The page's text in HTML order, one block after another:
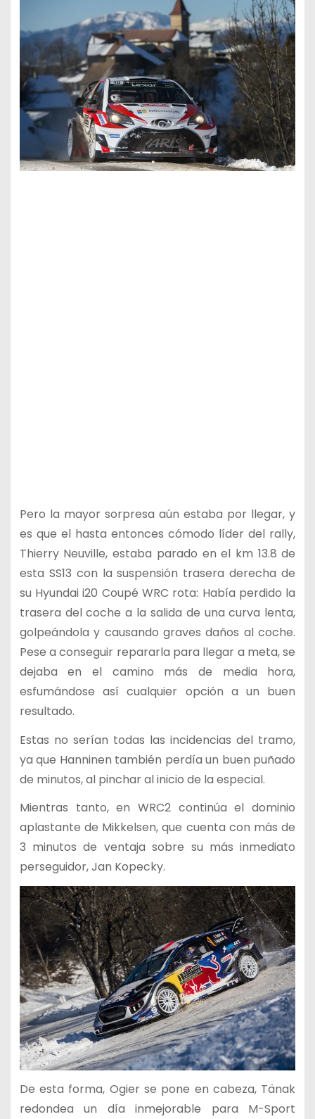
Pero la mayor sorpresa aún estaba por llegar, y
es que el hasta entonces cómodo líder del rally,
Thierry Neuville, estaba parado en el km 13.8 de
esta SS13 con la suspensión trasera derecha de
su Hyundai i20 Coupé WRC rota: Había perdido la
trasera del coche a la salida de una curva lenta,
golpeándola y causando graves daños al coche.
Pese a conseguir repararla para llegar a meta, se
dejaba en el camino más de media hora,
esfumándose así cualquier opción a un buen
resultado.
Estas no serían todas las incidencias del tramo,
ya que Hanninen también perdía un buen puñado
de minutos, al pinchar al inicio de la especial.
Mientras tanto, en WRC2 continúa el dominio
aplastante de Mikkelsen, que cuenta con más de
3 minutos de ventaja sobre su más inmediato
perseguidor, Jan Kopecky.
De esta forma, Ogier se pone en cabeza, Tänak
redondea un día inmejorable para M-Sport